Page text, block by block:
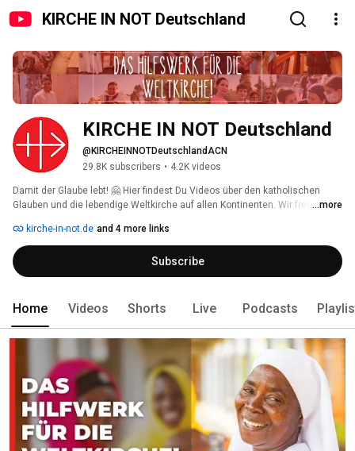
KIRCHE IN NOT Deutschland
KIRCHE IN NOT Deutschland
@KIRCHEINNOTDeutschlandACN
29.8K subscribers • 4.2K videos
Damit der Glaube lebt! 🤗 Hier findest Du Videos über den katholischen
Glauben und die lebendige Weltkirche auf allen Kontinenten. Wir freuen uns
möchtest: Kanal abonnieren!
...more
kirche-in-not.de and 4 more links
Subscribe
Home Videos Shorts Live Podcasts